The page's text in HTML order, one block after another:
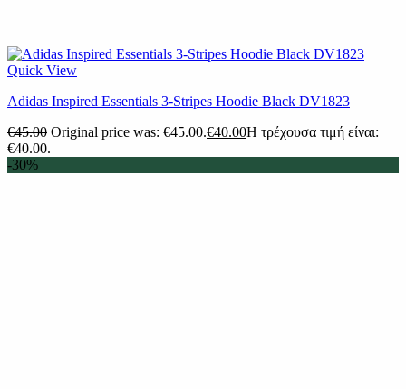
Quick View
Adidas Inspired Essentials 3-Stripes Hoodie Black DV1823
€45.00 Original price was: €45.00.€40.00Η τρέχουσα τιμή είναι:
€40.00.
-30%